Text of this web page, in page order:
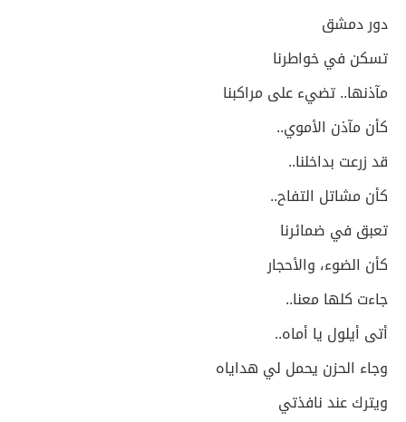
دور دمشق
تسكن في خواطرنا
مآذنها.. تضيء على مراكبنا
كأن مآذن الأموي..
قد زرعت بداخلنا..
كأن مشاتل التفاح..
تعبق في ضمائرنا
كأن الضوء، والأحجار
جاءت كلها معنا..
أتى أيلول يا أماه..
وجاء الحزن يحمل لي هداياه
ويترك عند نافذتي